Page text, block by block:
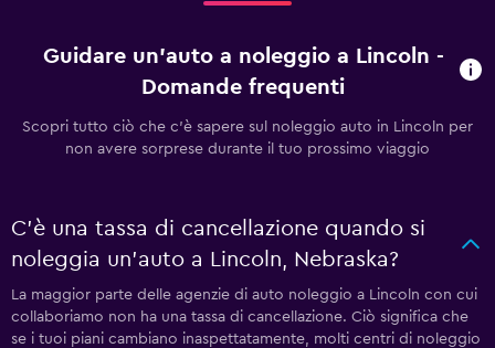
Guidare un'auto a noleggio a Lincoln -
Domande frequenti
Scopri tutto ciò che c'è sapere sul noleggio auto in Lincoln per
non avere sorprese durante il tuo prossimo viaggio
C'è una tassa di cancellazione quando si
noleggia un'auto a Lincoln, Nebraska?
La maggior parte delle agenzie di auto noleggio a Lincoln con cui
collaboriamo non ha una tassa di cancellazione. Ciò significa che
se i tuoi piani cambiano inaspettatamente, molti centri di noleggio